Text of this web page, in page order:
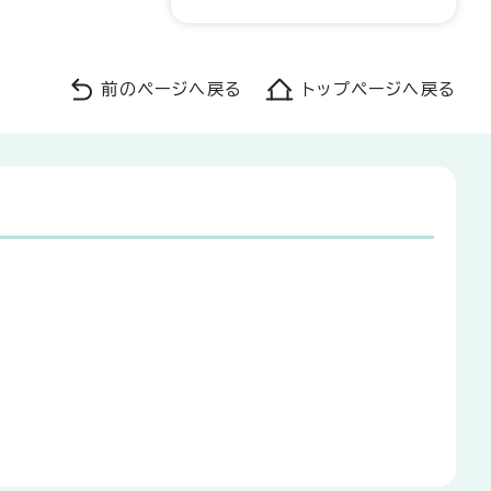
前のページへ戻る トップページへ戻る